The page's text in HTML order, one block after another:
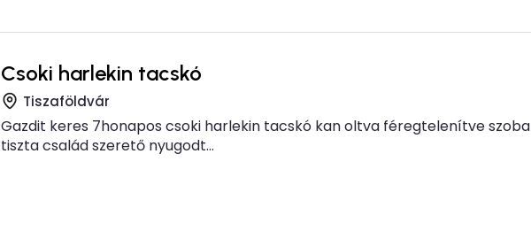
Csoki harlekin tacskó
Tiszaföldvár
Gazdit keres 7honapos csoki harlekin tacskó kan oltva féregtelenítve szoba
tiszta család szerető nyugodt...